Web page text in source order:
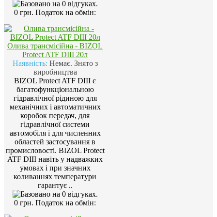
0 грн. Податок на обмін:
Олива трансмісійна - BIZOL
Protect ATF DIII 20л
Наявність: Немає. Знято з
виробництва
BIZOL Protect ATF DIII є
багатофункціональною
гідравлічної рідиною для
механічних і автоматичних
коробок передач, для
гідравлічної системи
автомобіля і для численних
областей застосування в
промисловості. BIZOL Protect
ATF DIII навіть у надважких
умовах і при значних
коливаннях температури
гарантує ..
0 грн. Податок на обмін: